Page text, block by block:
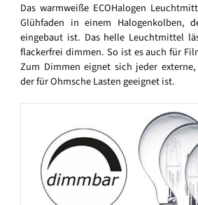
Das warmweiße ECOHalogen
Glühfaden in einem Halogenkolben,
eingebaut ist. Das helle Leuchtmittel
flackerfrei dimmen. So ist es auch für
Zum Dimmen eignet sich jeder
der für Ohmsche Lasten geeignet ist.